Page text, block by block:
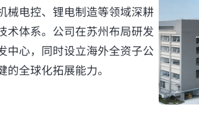
械电控、锂电制造等领域深耕
术体系。公司在苏州布局研发
中心，同时设立海外全资子公
全球化拓展能力。